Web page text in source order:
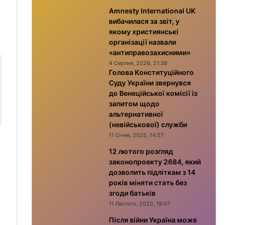
Amnesty International UK
вибачилася за звіт, у
якому християнські
організації назвали
«антиправозахисними»
4 Серпня, 2026, 21:38
Голова Конституційного
Суду України звернувся
до Венеційської комісії із
запитом щодо
альтернативної
(невійськової) служби
11 Січня, 2025, 14:57
12 лютого розгляд
законопроекту 2684, який
дозволить підліткам з 14
років міняти стать без
згоди батьків
11 Лютого, 2020, 19:07
Після війни Україна може